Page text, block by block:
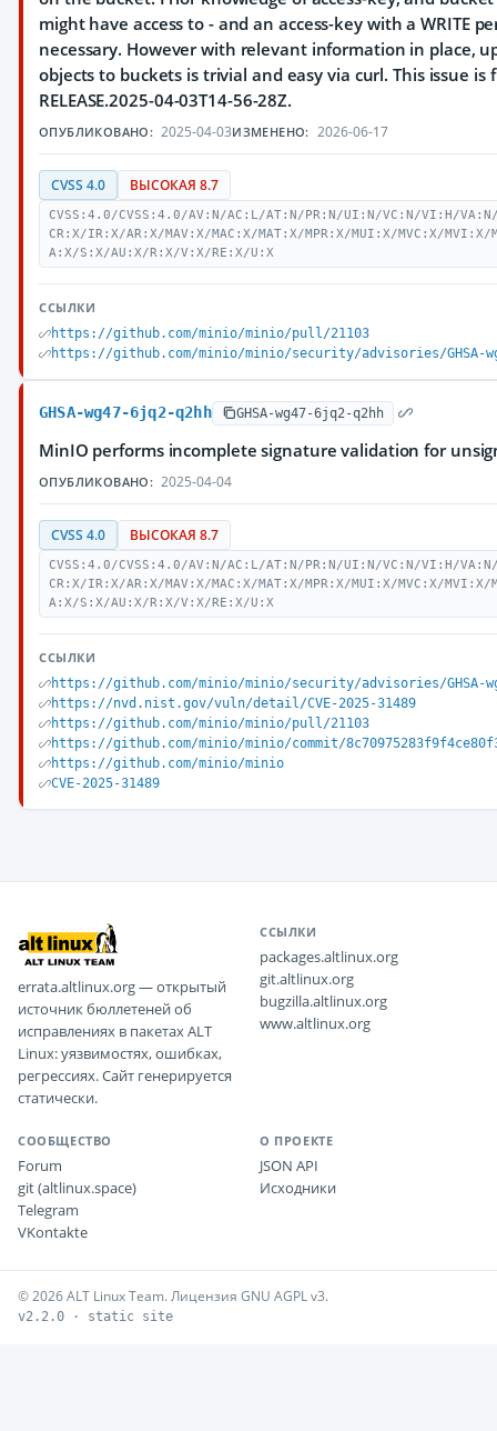
might have access to - and an access-key with a WRITE
necessary. However with relevant information in place,
objects to buckets is trivial and easy via curl. This issue is
RELEASE.2025-04-03T14-56-28Z.
ОПУБЛИКОВАНО: 2025-04-03ИЗМЕНЕНО: 2026-06-17
CVSS 4.0 ВЫСОКАЯ 8.7
CVSS:4.0/CVSS:4.0/AV:N/AC:L/AT:N/PR:N/UI:N/VC:N/VI:H/
CR:X/IR:X/AR:X/MAV:X/MAC:X/MAT:X/MPR:X/MUI:X/MVC:X/MVI:X/
A:X/S:X/AU:X/R:X/V:X/RE:X/U:X
ССЫЛКИ
https://github.com/minio/minio/pull/21103
https://github.com/minio/minio/security/advisories/GHSA-
GHSA-wg47-6jq2-q2hh GHSA-wg47-6jq2-q2hh
MinIO performs incomplete signature validation for
ОПУБЛИКОВАНО: 2025-04-04
CVSS 4.0 ВЫСОКАЯ 8.7
CVSS:4.0/CVSS:4.0/AV:N/AC:L/AT:N/PR:N/UI:N/VC:N/VI:H/
CR:X/IR:X/AR:X/MAV:X/MAC:X/MAT:X/MPR:X/MUI:X/MVC:X/MVI:X/
A:X/S:X/AU:X/R:X/V:X/RE:X/U:X
ССЫЛКИ
https://github.com/minio/minio/security/advisories/GHSA-
https://nvd.nist.gov/vuln/detail/CVE-2025-31489
https://github.com/minio/minio/pull/21103
https://github.com/minio/minio/commit/
https://github.com/minio/minio
CVE-2025-31489
errata.altlinux.org — открытый
источник бюллетеней об
исправлениях в пакетах ALT
Linux: уязвимостях, ошибках,
регрессиях. Сайт генерируется
статически.
ССЫЛКИ
packages.altlinux.org
git.altlinux.org
bugzilla.altlinux.org
www.altlinux.org
СООБЩЕСТВО
Forum
git (altlinux.space)
Telegram
VKontakte
О ПРОЕКТЕ
JSON API
Исходники
© 2026 ALT Linux Team. Лицензия GNU AGPL v3.
v2.2.0 · static site